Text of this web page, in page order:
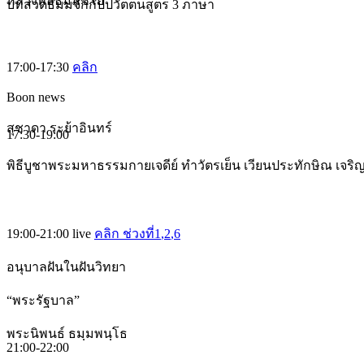
บทสวดธัมมจักกัปปวัตตนสูตร 3 ภาษา
17:00-17:30 คลิก
Boon news
สุชาดา ระย้าอินทร์
17:30-19:00
พิธีบูชาพระมหาธรรมกายเจดีย์ ทำวัตรเย็น เวียนประทักษิณ เจริ
19:00-21:00 live คลิก ช่วงที่1 ,2,6
อนุบาลฝันในฝันวิทยา
“พระรัฐบาล”
พระนิพนธ์ ธมฺมพนฺโธ
21:00-22:00